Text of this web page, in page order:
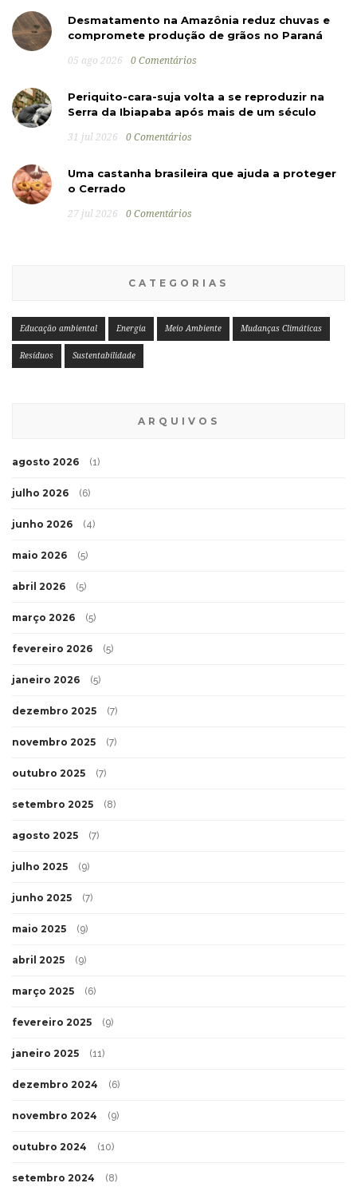
Desmatamento na Amazônia reduz chuvas e
compromete produção de grãos no Paraná
05 ago 2026 0 Comentários
Periquito-cara-suja volta a se reproduzir na
Serra da Ibiapaba após mais de um século
31 jul 2026 0 Comentários
Uma castanha brasileira que ajuda a proteger
o Cerrado
27 jul 2026 0 Comentários
CATEGORIAS
Educação ambiental Energia Meio Ambiente Mudanças Climáticas
Resíduos Sustentabilidade
ARQUIVOS
agosto 2026 (1)
julho 2026 (6)
junho 2026 (4)
maio 2026 (5)
abril 2026 (5)
março 2026 (5)
fevereiro 2026 (5)
janeiro 2026 (5)
dezembro 2025 (7)
novembro 2025 (7)
outubro 2025 (7)
setembro 2025 (8)
agosto 2025 (7)
julho 2025 (9)
junho 2025 (7)
maio 2025 (9)
abril 2025 (9)
março 2025 (6)
fevereiro 2025 (9)
janeiro 2025 (11)
dezembro 2024 (6)
novembro 2024 (9)
outubro 2024 (10)
setembro 2024 (8)